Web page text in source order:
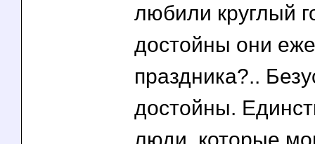
любили круглый
достойны они
праздника?..
достойны.
люди, которые